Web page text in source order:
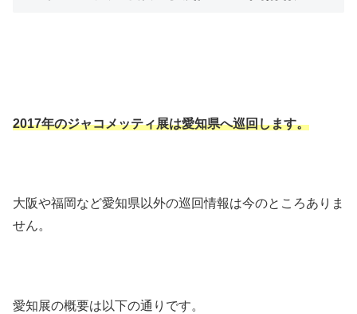
2017年のジャコメッティ展は愛知県へ巡回します。
大阪や福岡など愛知県以外の巡回情報は今のところありま
せん。
愛知展の概要は以下の通りです。